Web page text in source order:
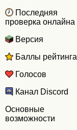
Последняя
проверка онлайна
Версия
Баллы рейтинга
Голосов
Канал Discord
Основные
возможности